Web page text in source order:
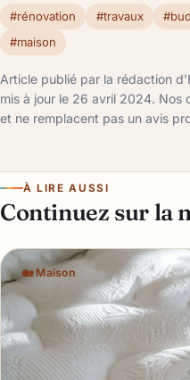
#rénovation #travaux
#maison
Article publié par la rédaction
mis à jour le 26 avril 2024. Nos
et ne remplacent pas un avis
À LIRE AUSSI
Continuez sur la
🏡 Maison